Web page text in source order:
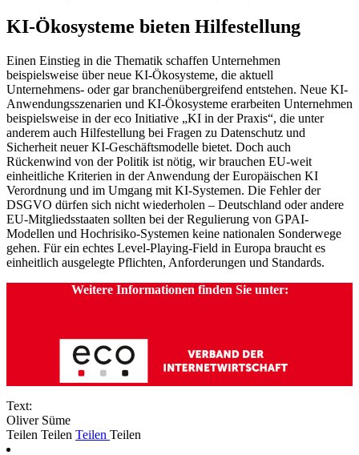
KI-Ökosysteme bieten Hilfestellung
Einen Einstieg in die Thematik schaffen Unternehmen
beispielsweise über neue KI-Ökosysteme, die aktuell
Unternehmens- oder gar branchenübergreifend entstehen. Neue KI-
Anwendungsszenarien und KI-Ökosysteme erarbeiten Unternehmen
beispielsweise in der eco Initiative „KI in der Praxis“, die unter
anderem auch Hilfestellung bei Fragen zu Datenschutz und
Sicherheit neuer KI-Geschäftsmodelle bietet. Doch auch
Rückenwind von der Politik ist nötig, wir brauchen EU-weit
einheitliche Kriterien in der Anwendung der Europäischen KI
Verordnung und im Umgang mit KI-Systemen. Die Fehler der
DSGVO dürfen sich nicht wiederholen – Deutschland oder andere
EU-Mitgliedsstaaten sollten bei der Regulierung von GPAI-
Modellen und Hochrisiko-Systemen keine nationalen Sonderwege
gehen. Für ein echtes Level-Playing-Field in Europa braucht es
einheitlich ausgelegte Pflichten, Anforderungen und Standards.
Weitere Informationen finden Sie unter:
Text:
Oliver Süme
Teilen Teilen Teilen Teilen